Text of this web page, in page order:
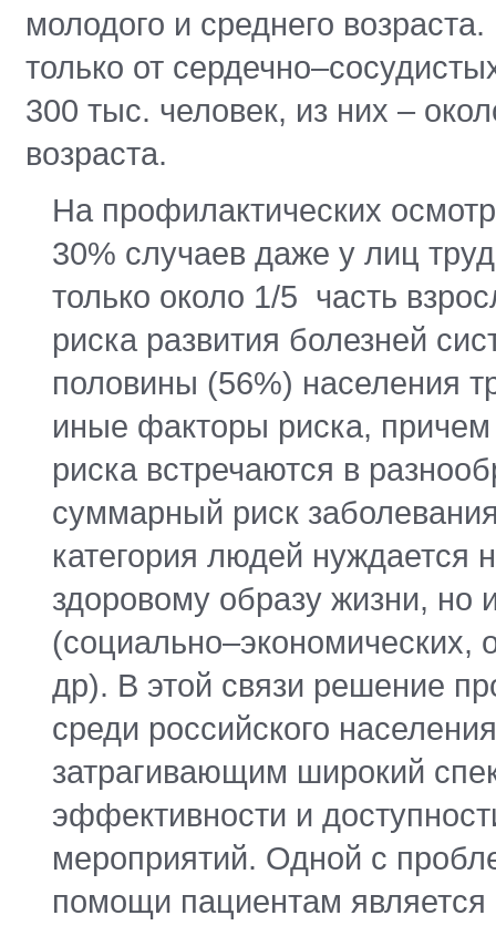
молодого и среднего
только от
300 тыс. человек, из них –
возраста.
На профилактических
30% случаев даже у лиц
только около 1/5 часть
риска развития болезней
половины (56%) населения
иные факторы риска,
риска встречаются в
суммарный риск
категория людей нуждается
здоровому образу жизни, но
(социально–экономических,
др). В этой связи решение
среди российского
затрагивающим широкий
эффективности и
мероприятий. Одной с
помощи пациентам является